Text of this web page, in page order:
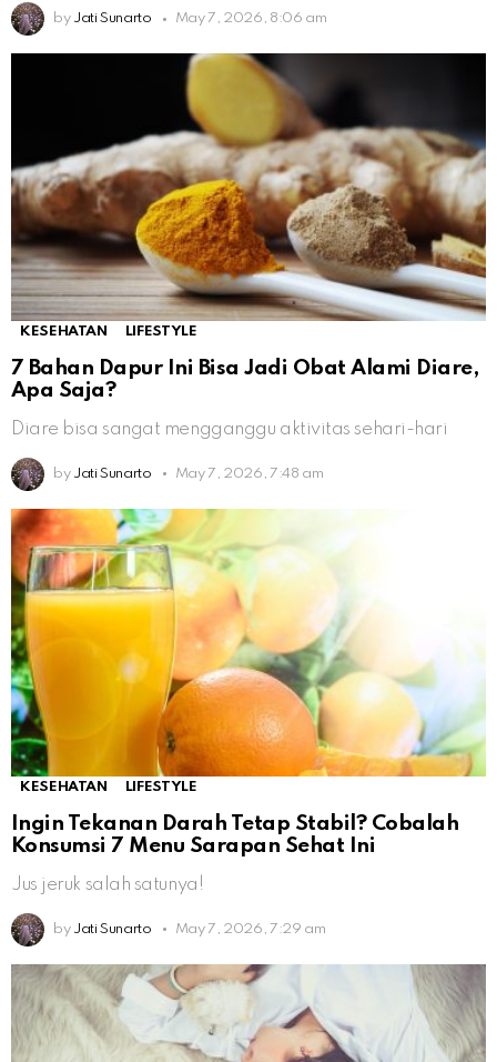
by Jati Sunarto May 7, 2026, 8:06 am
KESEHATAN LIFESTYLE
7 Bahan Dapur Ini Bisa Jadi Obat Alami Diare,
Apa Saja?
Diare bisa sangat mengganggu aktivitas sehari-hari
by Jati Sunarto May 7, 2026, 7:48 am
KESEHATAN LIFESTYLE
Ingin Tekanan Darah Tetap Stabil? Cobalah
Konsumsi 7 Menu Sarapan Sehat Ini
Jus jeruk salah satunya!
by Jati Sunarto May 7, 2026, 7:29 am